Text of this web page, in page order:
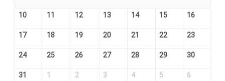
10 11 12 13 14 15 16
17 18 19 20 21 22 23
24 25 26 27 28 29 30
31 1 2 3 4 5 6